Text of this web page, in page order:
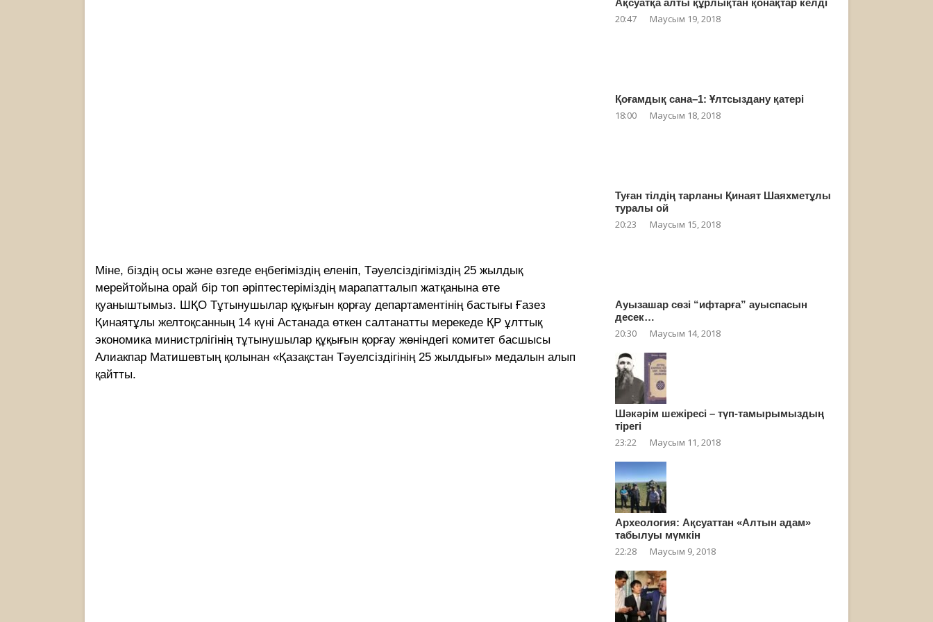
Міне, біздің осы және өзгеде еңбегіміздің еленіп, Тәуелсіздігіміздің 25 жылдық
мерейтойына орай бір топ әріптестеріміздің марапатталып жатқанына өте
қуаныштымыз. ШҚО Тұтынушылар құқығын қорғау департаментінің бастығы Ғазез
Қинаятұлы желтоқсанның 14 күні Астанада өткен салтанатты мерекеде ҚР ұлттық
экономика министрлігінің тұтынушылар құқығын қорғау жөніндегі комитет басшысы
Алиакпар Матишевтың қолынан «Қазақстан Тәуелсіздігінің 25 жылдығы» медалын алып
қайтты.
20:47 Маусым 19, 2018
Қоғамдық сана–1: Ұлтсыздану қатері
18:00 Маусым 18, 2018
Туған тілдің тарланы Қинаят Шаяхметұлы
туралы ой
20:23 Маусым 15, 2018
Ауызашар сөзі “ифтарға” ауыспасын
десек…
20:30 Маусым 14, 2018
Шәкәрім шежіресі – түп-тамырымыздың
тірегі
23:22 Маусым 11, 2018
Археология: Ақсуаттан «Алтын адам»
табылуы мүмкін
22:28 Маусым 9, 2018